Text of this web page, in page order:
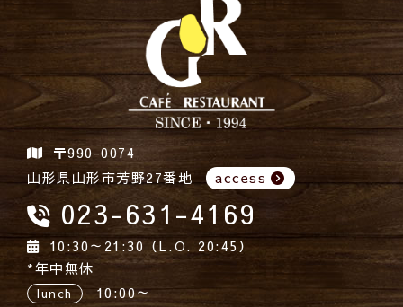
〒990-0074
山形県山形市芳野27番地
access
023-631-4169
10:30～21:30（L.O. 20:45）
*年中無休
lunch 10:00～